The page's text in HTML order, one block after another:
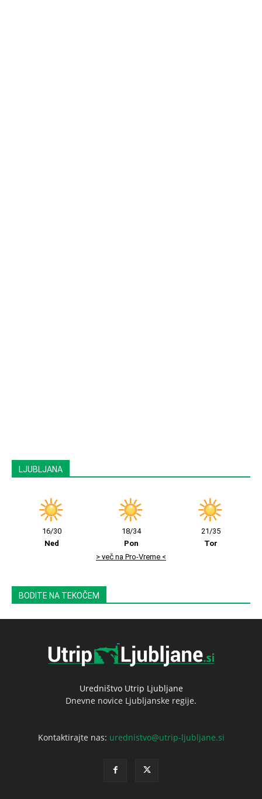
LJUBLJANA
16/30
Ned
18/34
Pon
21/35
Tor
> več na Pro-Vreme <
BODITE NA TEKOČEM
Uredništvo Utrip Ljubljane
Dnevne novice Ljubljanske regije.
Kontaktirajte nas: urednistvo@utrip-ljubljane.si